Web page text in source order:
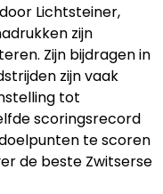
Lichtsteiner,
zijn
Zijn bijdragen in
zijn vaak
tot
scoringsrecord
te scoren
de beste Zwitserse